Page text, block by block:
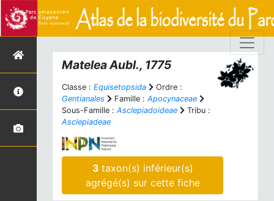
MateleaAubl., 1775
Classe : Equisetopsida
Ordre :
Gentianales
Famille : Apocynaceae
Sous-Famille : Asclepiadoideae
Tribu :
Asclepiadeae
3 taxon(s) inférieur(s)
agrégé(s) sur cette fiche